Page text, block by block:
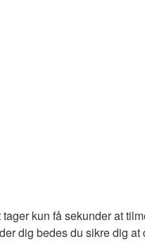
kun få sekunder at
dig bedes du sikre dig